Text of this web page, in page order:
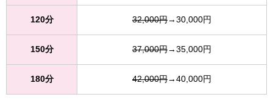
120分 32,000円→30,000円
150分 37,000円→35,000円
180分 42,000円→40,000円